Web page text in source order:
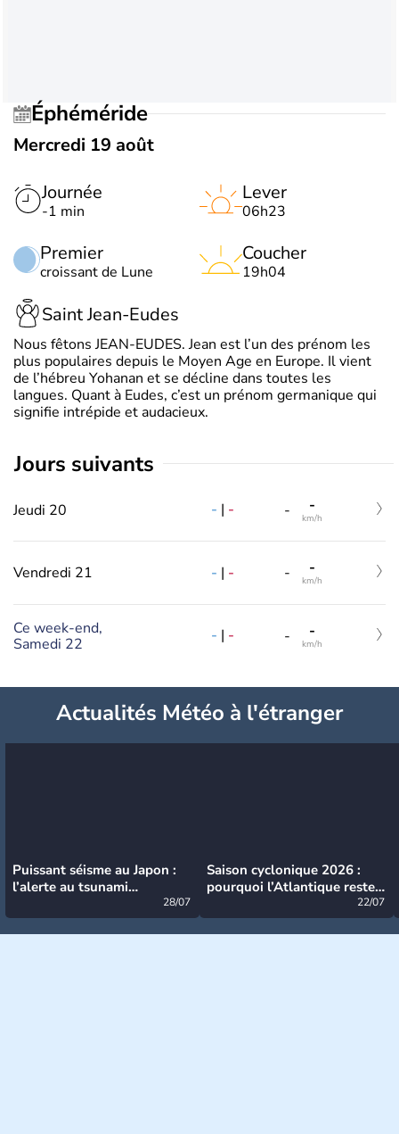
Éphéméride
Mercredi 19 août
Journée
-1 min
Premier
croissant de Lune
Lever
06h23
Coucher
19h04
Saint Jean-Eudes
Nous fêtons JEAN-EUDES. Jean est l’un des prénom les
plus populaires depuis le Moyen Age en Europe. Il vient
de l’hébreu Yohanan et se décline dans toutes les
langues. Quant à Eudes, c’est un prénom germanique qui
signifie intrépide et audacieux.
jours suivants
Jeudi 20 - | - - -
km/h
Vendredi 21 - | - - -
km/h
Ce week-end,
Samedi 22
- | - - -
km/h
Actualités Météo à l'étranger
Puissant séisme au Japon :
l’alerte au tsunami
28/07
Saison cyclonique 2026 :
pourquoi l’Atlantique reste
22/07